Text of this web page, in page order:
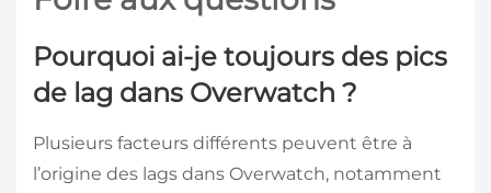
Pourquoi ai-je toujours des pics
de lag dans Overwatch ?
Plusieurs facteurs différents peuvent être à
l’origine des lags dans Overwatch, notamment